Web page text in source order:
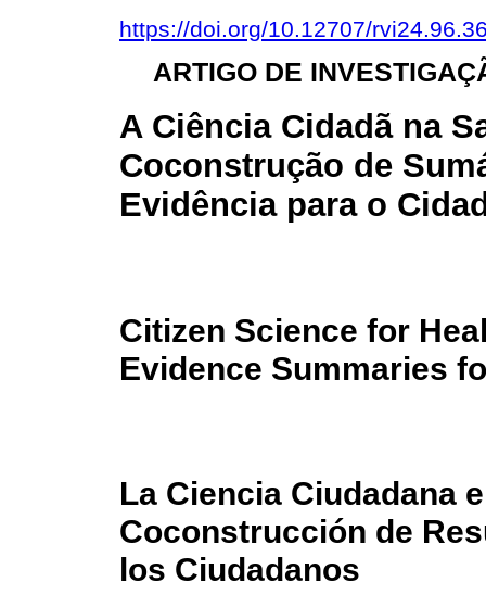
https://doi.org/10.12707/
ARTIGO DE
A Ciência Cidadã na
Coconstrução de
Evidência para o
Citizen Science for
Evidence Summaries
La Ciencia Ciudadana
Coconstrucción de
los Ciudadanos